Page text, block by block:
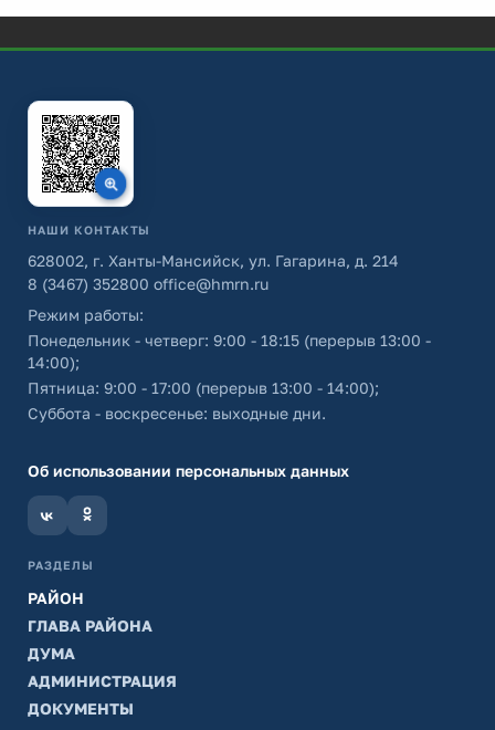
НАШИ КОНТАКТЫ
628002, г. Ханты-Мансийск, ул. Гагарина, д. 214
8 (3467) 352800 office@hmrn.ru
Режим работы:
Понедельник - четверг: 9:00 - 18:15 (перерыв 13:00 -
14:00);
Пятница: 9:00 - 17:00 (перерыв 13:00 - 14:00);
Суббота - воскресенье: выходные дни.
Об использовании персональных данных
РАЗДЕЛЫ
РАЙОН
ГЛАВА РАЙОНА
ДУМА
АДМИНИСТРАЦИЯ
ДОКУМЕНТЫ